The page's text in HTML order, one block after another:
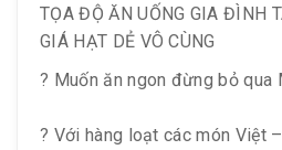
TỌA ĐỘ ĂN UỐNG GIA ĐÌNH
GIÁ HẠT DẺ VÔ CÙNG
? Muốn ăn ngon đừng bỏ qua
? Với hàng loạt các món Việt